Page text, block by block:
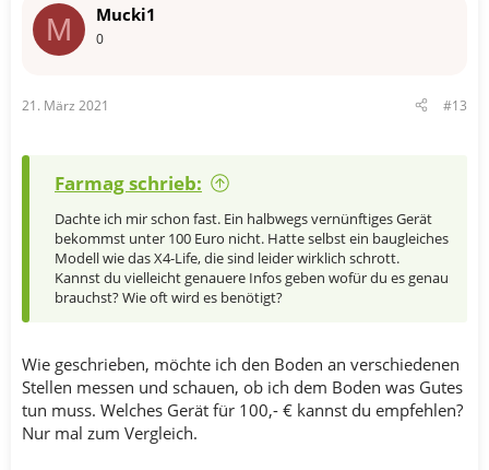
M Mucki1
0
21. März 2021 #13
Farmag schrieb:
Dachte ich mir schon fast. Ein halbwegs vernünftiges Gerät
bekommst unter 100 Euro nicht. Hatte selbst ein baugleiches
Modell wie das X4-Life, die sind leider wirklich schrott.
Kannst du vielleicht genauere Infos geben wofür du es genau
brauchst? Wie oft wird es benötigt?
Wie geschrieben, möchte ich den Boden an verschiedenen
Stellen messen und schauen, ob ich dem Boden was Gutes
tun muss. Welches Gerät für 100,- € kannst du empfehlen?
Nur mal zum Vergleich.